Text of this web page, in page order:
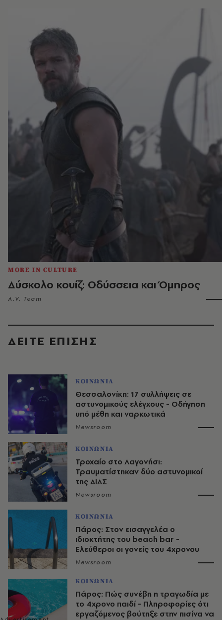
MORE IN CULTURE
Δύσκολο κουίζ: Οδύσσεια και Όμηρος
A.V. Team
ΔΕΙΤΕ ΕΠΙΣΗΣ
ΚΟΙΝΩΝΙΑ
Θεσσαλονίκη: 17 συλλήψεις σε
αστυνομικούς ελέγχους - Οδήγηση
υπό μέθη και ναρκωτικά
Newsroom
ΚΟΙΝΩΝΙΑ
Τροχαίο στο Λαγονήσι:
Τραυματίστηκαν δύο αστυνομικοί
της ΔΙΑΣ
Newsroom
ΚΟΙΝΩΝΙΑ
Πάρος: Στον εισαγγελέα ο
ιδιοκτήτης του beach bar -
Ελεύθεροι οι γονείς του 4χρονου
Newsroom
ΚΟΙΝΩΝΙΑ
Πάρος: Πώς συνέβη η τραγωδία με
το 4χρονο παιδί - Πληροφορίες ότι
εργαζόμενος βούτηξε στην πισίνα να